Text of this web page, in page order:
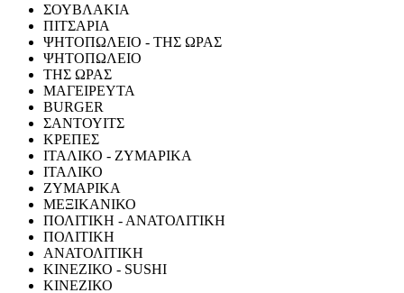
ΣΟΥΒΛΑΚΙΑ
ΠΙΤΣΑΡΙΑ
ΨΗΤΟΠΩΛΕΙΟ - ΤΗΣ ΩΡΑΣ
ΨΗΤΟΠΩΛΕΙΟ
ΤΗΣ ΩΡΑΣ
ΜΑΓΕΙΡΕΥΤΑ
BURGER
ΣΑΝΤΟΥΙΤΣ
ΚΡΕΠΕΣ
ΙΤΑΛΙΚΟ - ΖΥΜΑΡΙΚΑ
ΙΤΑΛΙΚΟ
ΖΥΜΑΡΙΚΑ
ΜΕΞΙΚΑΝΙΚΟ
ΠΟΛΙΤΙΚΗ - ΑΝΑΤΟΛΙΤΙΚΗ
ΠΟΛΙΤΙΚΗ
ΑΝΑΤΟΛΙΤΙΚΗ
ΚΙΝΕΖΙΚΟ - SUSHI
ΚΙΝΕΖΙΚΟ